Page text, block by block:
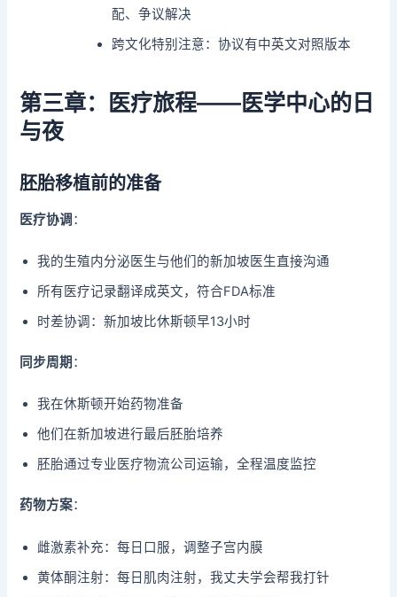
配、争议解决
跨文化特别注意：协议有中英文对照版本
第三章：医疗旅程——医学中心的日
与夜
胚胎移植前的准备
医疗协调 ：
我的生殖内分泌医生与他们的新加坡医生直接沟通
所有医疗记录翻译成英文，符合FDA标准
时差协调：新加坡比休斯顿早13小时
同步周期 ：
我在休斯顿开始药物准备
他们在新加坡进行最后胚胎培养
胚胎通过专业医疗物流公司运输，全程温度监控
药物方案：
雌激素补充：每日口服，调整子宫内膜
黄体酮注射：每日肌肉注射，我丈夫学会帮我打针